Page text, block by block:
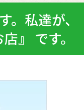
。私達が、
』 です。